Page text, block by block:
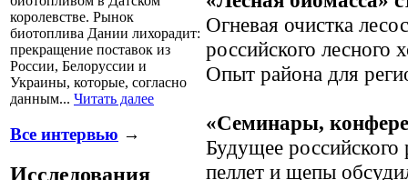
королевстве. Рынок
биотоплива Дании лихорадит:
прекращение поставок из
России, Белоруссии и
Украины, которые, согласно
данным... Читать далее
Все интервью →
Исследования
Огневая очистка
российского лесного
Опыт района для
«Семинары,
Будущее
пеллет и щепы